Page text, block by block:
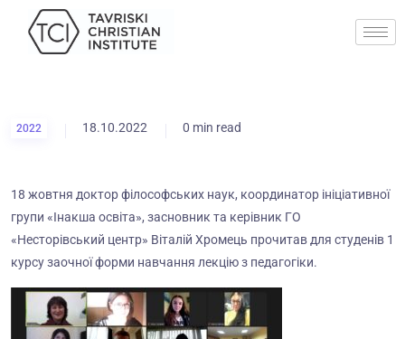
2022 18.10.2022 0 min read
18 жовтня доктор філософських наук, координатор ініціативної
групи «Інакша освіта», засновник та керівник ГО
«Несторівський центр» Віталій Хромець прочитав для студенів 1
курсу заочної форми навчання лекцію з педагогіки.